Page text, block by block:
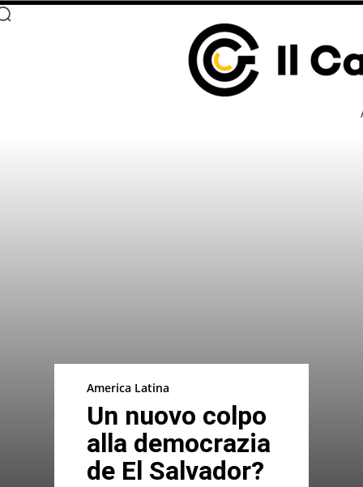
America Latina
Un nuovo colpo
alla democrazia
de El Salvador?